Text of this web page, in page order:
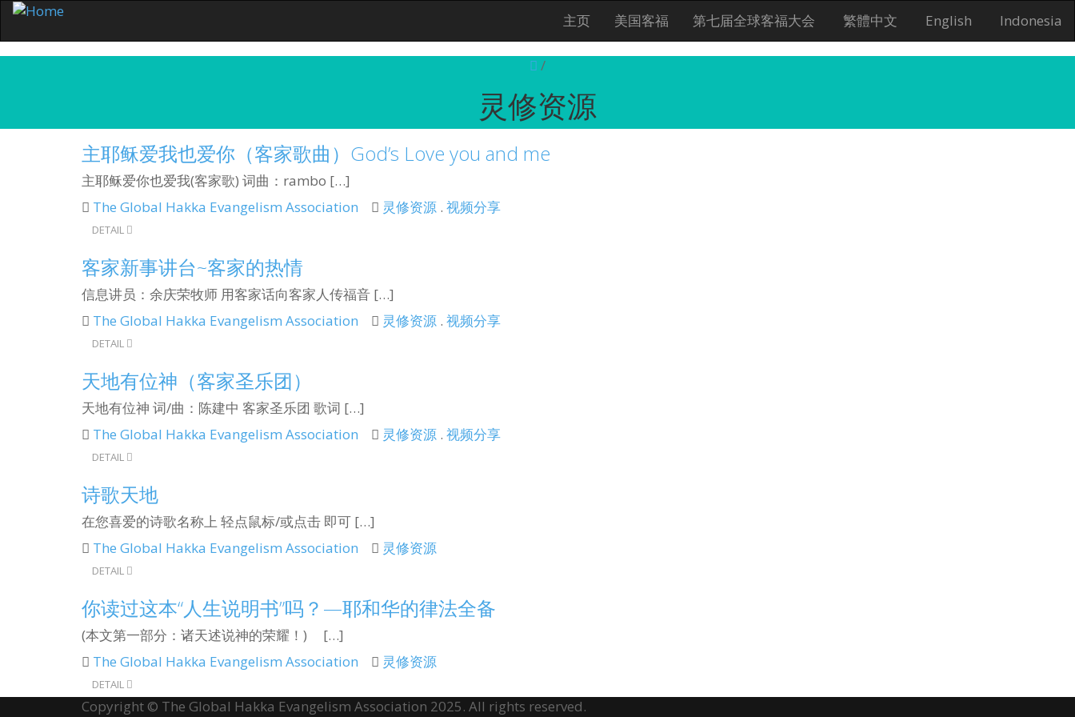
主页 美国客福 第七届全球客福大会 繁體中文 English Indonesia
/
灵修资源
主耶稣爱我也爱你（客家歌曲）God’s Love you and me
主耶稣爱你也爱我(客家歌) 词曲：rambo […]
The Global Hakka Evangelism Association
灵修资源 . 视频分享
DETAIL
客家新事讲台~客家的热情
信息讲员：余庆荣牧师 用客家话向客家人传福音 […]
The Global Hakka Evangelism Association
灵修资源 . 视频分享
DETAIL
天地有位神（客家圣乐团）
天地有位神 词/曲：陈建中 客家圣乐团 歌词 […]
The Global Hakka Evangelism Association
灵修资源 . 视频分享
DETAIL
诗歌天地
在您喜爱的诗歌名称上 轻点鼠标/或点击 即可 […]
The Global Hakka Evangelism Association
灵修资源
DETAIL
你读过这本“人生说明书”吗？—耶和华的律法全备
(本文第一部分：诸天述说神的荣耀！) […]
The Global Hakka Evangelism Association
灵修资源
DETAIL
Copyright © The Global Hakka Evangelism Association 2025. All rights reserved.